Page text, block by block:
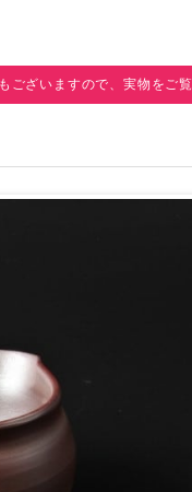
ざいますので、実物をご